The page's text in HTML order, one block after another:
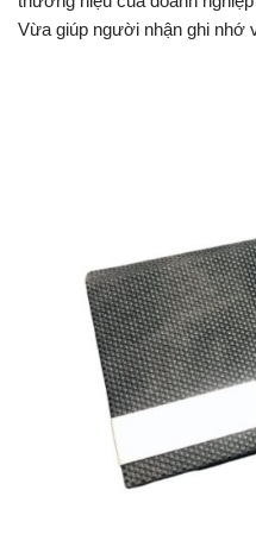
Vừa giúp người nhận ghi nhớ